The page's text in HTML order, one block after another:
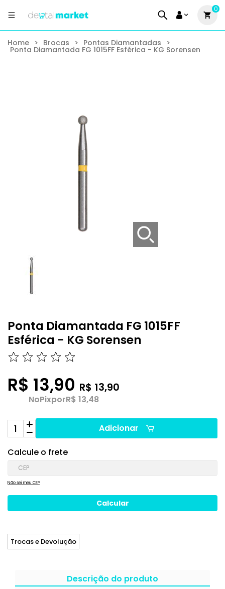
0
Home > Brocas > Pontas Diamantadas >
Ponta Diamantada FG 1015FF Esférica - KG Sorensen
Ponta Diamantada FG 1015FF
Esférica - KG Sorensen
R$ 13,90 R$ 13,90
NoPixporR$ 13,48
Adicionar
Calcule o frete
Não sei meu CEP
Trocas e Devolução
Descrição do produto